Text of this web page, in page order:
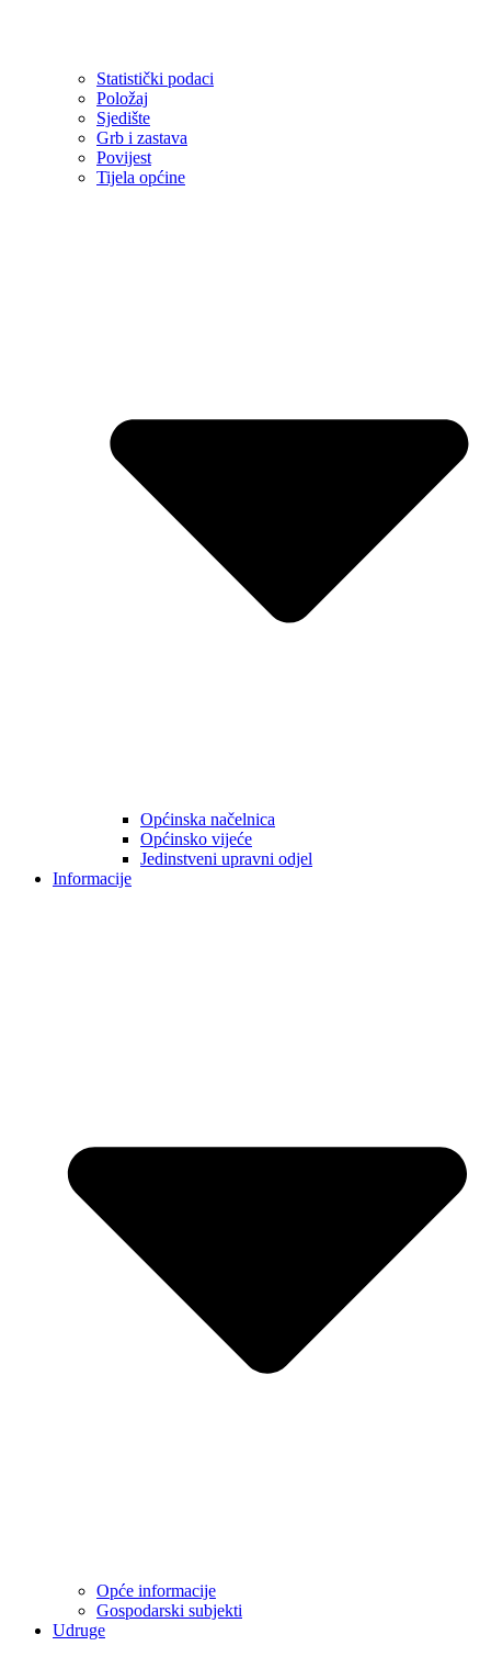
Statistički podaci
Položaj
Sjedište
Grb i zastava
Povijest
Tijela općine
Općinska načelnica
Općinsko vijeće
Jedinstveni upravni odjel
Informacije
Opće informacije
Gospodarski subjekti
Udruge